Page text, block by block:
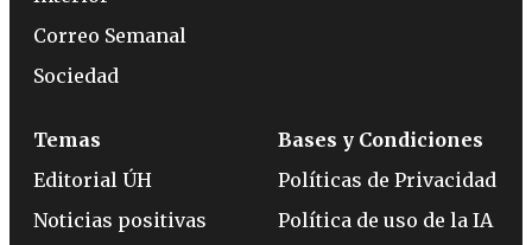
Correo Semanal
Sociedad
Temas
Editorial ÚH
Noticias positivas
Bases y Condiciones
Políticas de Privacidad
Política de uso de la IA